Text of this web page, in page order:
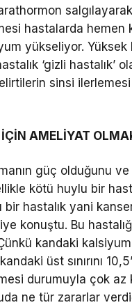
hastalarda hemen
yükseliyor.
‘gizli hastalık’
sinsi ilerlemesi
AMELİYAT
güç olduğunu
kötü huylu bir
hastalık yani
konuştu. Bu
kandaki
üst sınırını
durumuyla çok az
ne tür zararlar